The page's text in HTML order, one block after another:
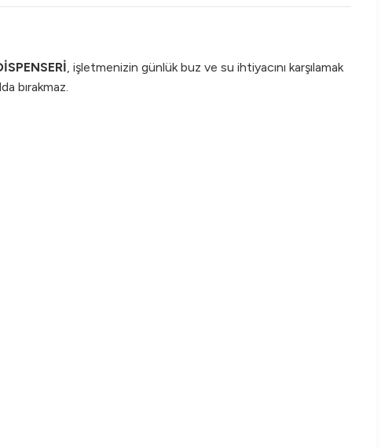
, işletmenizin günlük buz ve su ihtiyacını karşılamak
bırakmaz.